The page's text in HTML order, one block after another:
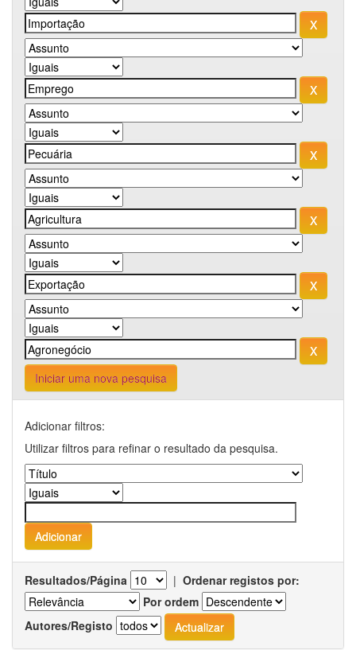
Iniciar uma nova pesquisa
Adicionar filtros:
Utilizar filtros para refinar o resultado da pesquisa.
Resultados/Página | Ordenar registos por:
Por ordem
Autores/Registo